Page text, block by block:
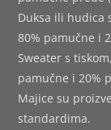
Duksa ili hudica
80% pamučne i
Sweater s
pamučne i 20%
Majice su
standardima.